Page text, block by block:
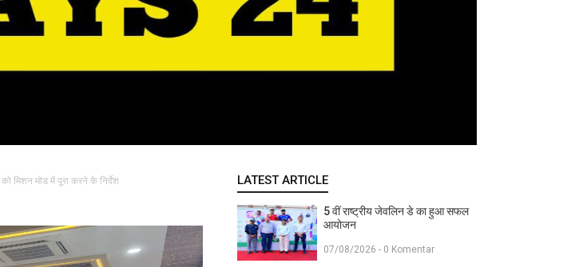
मिशन मोड में पूरा करने के निर्देश LATEST ARTICLE
5 वीं राष्ट्रीय जेवलिन डे का हुआ सफल
आयोजन
07/08/2026 - 0 Komentar